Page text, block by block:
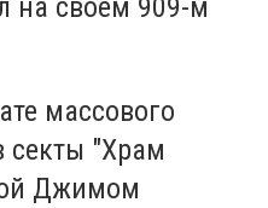
на своем 909-м
массового
секты "Храм
Джимом